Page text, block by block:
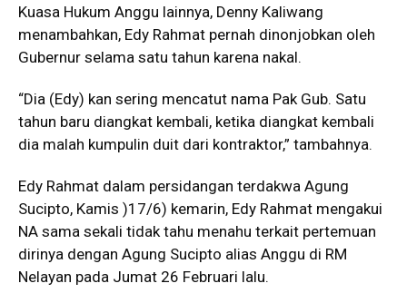
Kuasa Hukum Anggu lainnya, Denny Kaliwang
menambahkan, Edy Rahmat pernah dinonjobkan oleh
Gubernur selama satu tahun karena nakal.
“Dia (Edy) kan sering mencatut nama Pak Gub. Satu
tahun baru diangkat kembali, ketika diangkat kembali
dia malah kumpulin duit dari kontraktor,” tambahnya.
Edy Rahmat dalam persidangan terdakwa Agung
Sucipto, Kamis )17/6) kemarin, Edy Rahmat mengakui
NA sama sekali tidak tahu menahu terkait pertemuan
dirinya dengan Agung Sucipto alias Anggu di RM
Nelayan pada Jumat 26 Februari lalu.